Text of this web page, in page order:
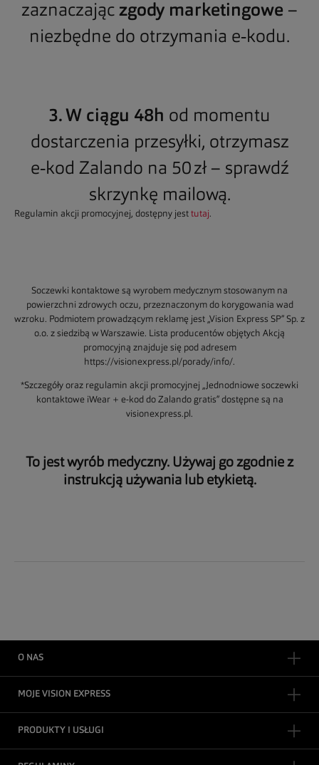
zaznaczając zgody marketingowe –
niezbędne do otrzymania e‑kodu.
3. W ciągu 48h od momentu
dostarczenia przesyłki, otrzymasz
e‑kod Zalando na 50 zł – sprawdź
skrzynkę mailową.
Regulamin akcji promocyjnej, dostępny jest tutaj.
Soczewki kontaktowe są wyrobem medycznym stosowanym na
powierzchni zdrowych oczu, przeznaczonym do korygowania wad
wzroku. Podmiotem prowadzącym reklamę jest „Vision Express SP” Sp. z
o.o. z siedzibą w Warszawie. Lista producentów objętych Akcją
promocyjną znajduje się pod adresem
https://visionexpress.pl/porady/info/.
*Szczegóły oraz regulamin akcji promocyjnej „Jednodniowe soczewki
kontaktowe iWear + e-kod do Zalando gratis” dostępne są na
visionexpress.pl.
To jest wyrób medyczny. Używaj go zgodnie z
instrukcją używania lub etykietą.